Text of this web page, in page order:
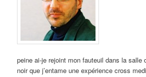
peine ai-je rejoint mon fauteuil dans la salle
noir que j’entame une expérience cross